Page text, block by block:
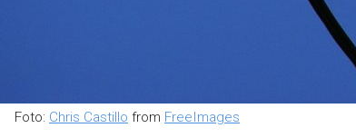
Foto: Chris Castillo from FreeImages